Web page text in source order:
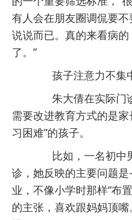
有人会在朋友圈调侃要
说说而已。真的来看病
了。”
孩子注意力不集
朱大倩在实际门诊
需要改进教育方式的是
习困难”的孩子。
比如，一名初中
诊，她反映的主要问题
业，不像小学时那样“布
的主张，喜欢跟妈妈顶